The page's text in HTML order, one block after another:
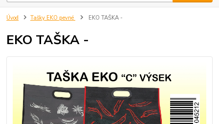
Úvod Tašky EKO pevné EKO TAŠKA -
EKO TAŠKA -